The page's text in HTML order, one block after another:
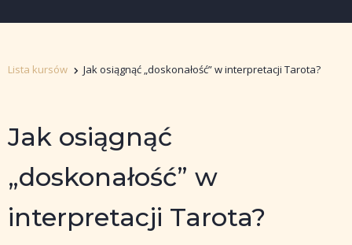
Lista kursów Jak osiągnąć „doskonałość” w interpretacji Tarota?
Jak osiągnąć
„doskonałość” w
interpretacji Tarota?